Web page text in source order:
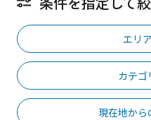
エリ
カテゴ
現在地か